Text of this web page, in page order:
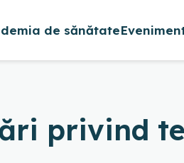
de sănătate
privind